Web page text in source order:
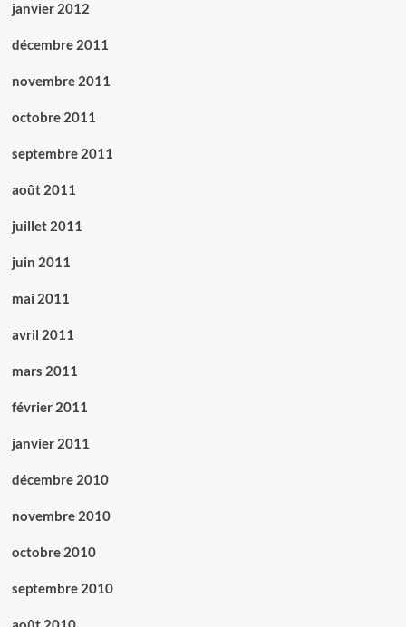
janvier 2012
décembre 2011
novembre 2011
octobre 2011
septembre 2011
août 2011
juillet 2011
juin 2011
mai 2011
avril 2011
mars 2011
février 2011
janvier 2011
décembre 2010
novembre 2010
octobre 2010
septembre 2010